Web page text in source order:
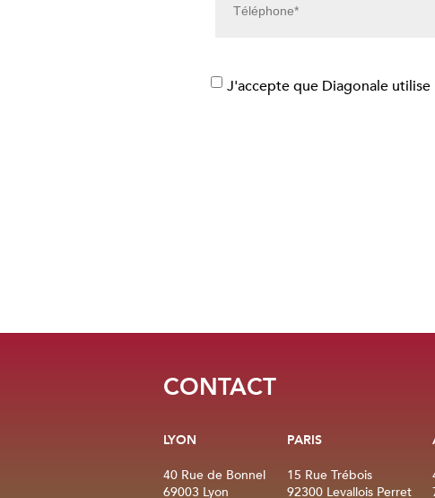
J'accepte que Diagonale
CONTACT
LYON
40 Rue de Bonnel
69003 Lyon
PARIS
15 Rue Trébois
92300 Levallois Perret